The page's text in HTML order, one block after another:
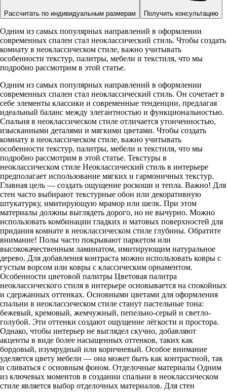
Рассчитать по индивидуальным размерам Получить консультацию
Одним из самых популярных направлений в оформлении
современных спален стал неоклассический стиль. Чтобы создать
комнату в неоклассическом стиле, важно учитывать
особенности текстур, палитры, мебели и текстиля, что мы
подробно рассмотрим в этой статье.
Одним из самых популярных направлений в оформлении
современных спален стал неоклассический стиль. Он сочетает в
себе элементы классики и современные тенденции, предлагая
идеальный баланс между элегантностью и функциональностью.
Спальня в неоклассическом стиле отличается утонченностью,
изысканными деталями и мягкими цветами. Чтобы создать
комнату в неоклассическом стиле, важно учитывать
особенности текстур, палитры, мебели и текстиля, что мы
подробно рассмотрим в этой статье. Текстуры в
неоклассическом стиле Неоклассический стиль в интерьере
предполагает использование мягких и гармоничных текстур.
Главная цель — создать ощущение роскоши и тепла. Важно! Для
стен часто выбирают текстурные обои или декоративную
штукатурку, имитирующую мрамор или шелк. При этом
материалы должны выглядеть дорого, но не вычурно. Можно
использовать комбинации гладких и матовых поверхностей для
придания комнате в неоклассическом стиле глубины. Обратите
внимание! Полы часто покрывают паркетом или
высококачественным ламинатом, имитирующим натуральное
дерево. Для добавления контраста можно использовать ковры с
густым ворсом или ковры с классическим орнаментом.
Особенности цветовой палитры Цветовая палитра
неоклассического стиля в интерьере основывается на спокойных
и сдержанных оттенках. Основными цветами для оформления
спальни в неоклассическом стиле станут пастельные тона:
бежевый, кремовый, жемчужный, пепельно-серый и светло-
голубой. Эти оттенки создают ощущение лёгкости и простора.
Однако, чтобы интерьер не выглядел скучно, добавляют
акценты в виде более насыщенных оттенков, таких как
бордовый, изумрудный или коричневый. Особое внимание
уделяется цвету мебели — она может быть как контрастной, так
и сливаться с основным фоном. Отделочные материалы Одним
из ключевых моментов в создании спальни в неоклассическом
стиле является выбор отделочных материалов. Для стен